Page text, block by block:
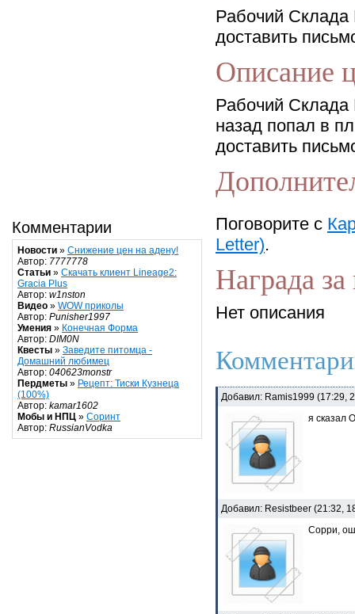
Комментарии
Новости » Снижение цен на адену!
Автор: 7777778
Статьи » Скачать клиент Lineage2:
Gracia Plus
Автор: w1nston
Видео » WOW приколы
Автор: Punisher1997
Умения » Конечная Форма
Автор: DIM0N
Квесты » Заведите питомца -
Домашний любимец
Автор: 040623monstr
Пердметы » Рецепт: Тиски Кузнеца
(100%)
Автор: kamar1602
Мобы и НПЦ » Соринт
Автор: RussianVodka
Рабочий Склада
доставить
Описание
Рабочий Склада
назад попал в
доставить
Поговорите с
Letter).
Награда за
Нет описания
Добавил: Ramis1999 (17:29,
я сказал
Добавил: Resistbeer (21:32,
Сорри,